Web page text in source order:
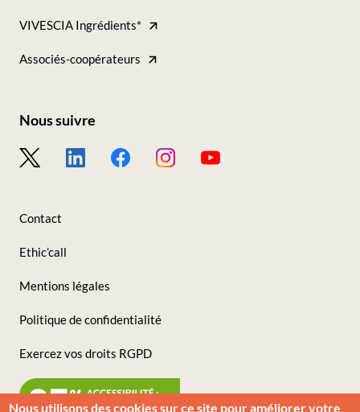
Nous utilisons des cookies sur ce site pour améliorer votre
Tous
nos
VIVESCIA Ingrédients*
Associés-coopérateurs
-
suivre
Nous suivre
Contact
Ethic’call
Mentions légales
Politique de confidentialité
Exercez vos droits RGPD